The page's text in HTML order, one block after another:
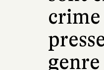
crime